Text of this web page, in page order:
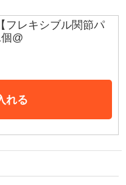
フレキシブル関節パ
@
れる